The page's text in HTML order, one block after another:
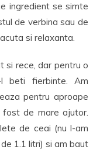
ingredient se simte
de verbina sau de
si relaxanta.
si rece, dar pentru o
beti fierbinte. Am
pentru aproape
de mare ajutor.
de ceai (nu l-am
1.1 litri) si am baut